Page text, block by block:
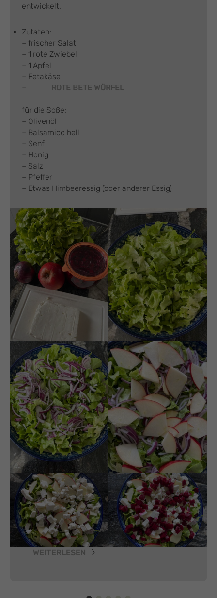
entwickelt.
Zutaten:
– frischer Salat
– 1 rote Zwiebel
– 1 Apfel
– Fetakäse
–
ROTE BETE WÜRFEL
für die Soße:
– Olivenöl
– Balsamico hell
– Senf
– Honig
– Salz
– Pfeffer
– Etwas Himbeeressig (oder anderer Essig)
WEITERLESEN